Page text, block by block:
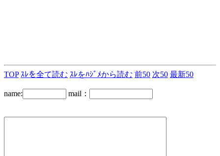
TOP ｽﾚを全て読む ｽﾚをﾊｼﾞﾒから読む 前50 次50 最新50
name: mail：